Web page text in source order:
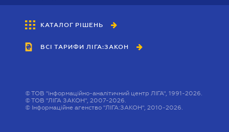
БУХГАЛТЕР&ЗАКОН
ВІСНИК МСФЗ
КАТАЛОГ РІШЕНЬ
ВСІ ТАРИФИ ЛІГА:ЗАКОН
©ТОВ "інформаційно-аналітичний центр ЛІГА", 1991-2026.
©ТОВ "ЛІГА ЗАКОН", 2007-2026.
© Інформаційне агенство "ЛІГА:ЗАКОН", 2010-2026.